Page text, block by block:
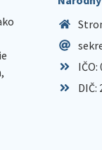
IČO:
DIČ: